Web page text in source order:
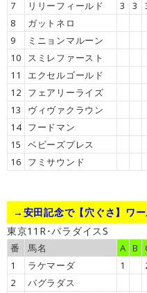
7
リリーフィールド 3 3
8
ガットネロ
9
ミニョンマルーン
10
スミレファースト
11
エクセルゴールド
12
フェアリーライズ
13
ヴィヴァクラウン
14 フードマン
15
ベビーズブレス
16
フミサウンド
→安田記念で【穴ぐさ】ワ
東京11R･パラダイスS
番 馬名 A B
1
ラケマーダ 1
2
バグラダス